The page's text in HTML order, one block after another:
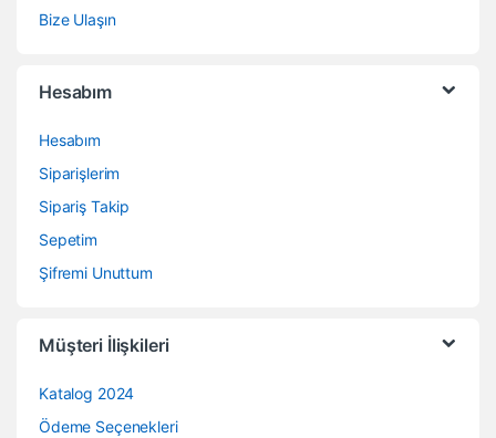
Bize Ulaşın
Hesabım
Hesabım
Siparişlerim
Sipariş Takip
Sepetim
Şifremi Unuttum
Müşteri İlişkileri
Katalog 2024
Ödeme Seçenekleri